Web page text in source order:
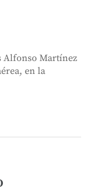
Alfonso Martínez
en la